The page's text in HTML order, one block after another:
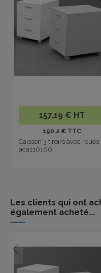
157,19 € HT
190.2 € TTC
Caisson 3 tiroirs avec roues
aca110100
Les clients qui ont
également acheté...